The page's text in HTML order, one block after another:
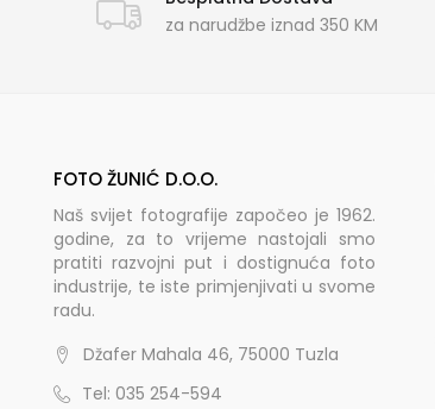
za narudžbe iznad 350 KM
FOTO ŽUNIĆ D.O.O.
Naš svijet fotografije započeo je 1962.
godine, za to vrijeme nastojali smo
pratiti razvojni put i dostignuća foto
industrije, te iste primjenjivati u svome
radu.
Džafer Mahala 46, 75000 Tuzla
Tel: 035 254-594